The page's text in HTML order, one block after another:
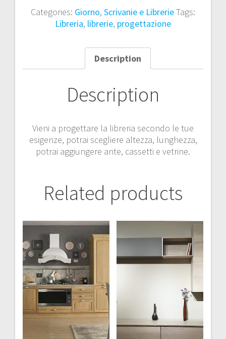
Categories: Giorno, Scrivanie e LibrerieTags:
Libreria, librerie, progettazione
Description
Description
Vieni a progettare la libreria secondo le tue
esigenze, potrai scegliere altezza, lunghezza,
potrai aggiungere ante, cassetti e vetrine.
Related products